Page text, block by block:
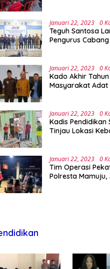
Green Campus di
Laboratorium
Januari 22, 2023 0
Teguh Santosa
Pengurus Cabang
Januari 22, 2023 0
Kado Akhir
Masyarakat Adat
Januari 22, 2023 0
Kadis Pendidikan
Tinjau Lokasi
Januari 22, 2023 0
Tim Operasi
Polresta Mamuju,